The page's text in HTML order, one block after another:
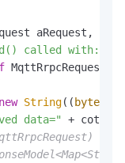
aRequest,
called with:
MqttRrpcRequest) {
new String(( byte
data="
+